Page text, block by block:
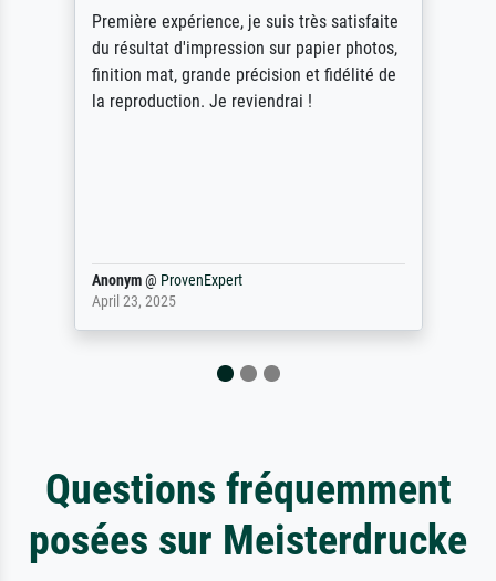
ik beoordeel Meisterdrucke zeer positief.
Door de 69505 beschikbare kunstenaars
scrollen is echter onbegonnen werk (na
stoppen begint het weer van voor af aan).
philip@ProvenExpert
September 23, 2025
Questions fréquemment
posées sur Meisterdrucke